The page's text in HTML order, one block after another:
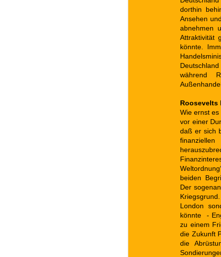
dorthin
Ansehen
abnehmen
Attraktivität
könnte.
während
Roosevelts
Wie ernst
vor einer
daß er sich
finanziellen
beiden
Der
London
könnte -
zu einem
die Zukunft
die